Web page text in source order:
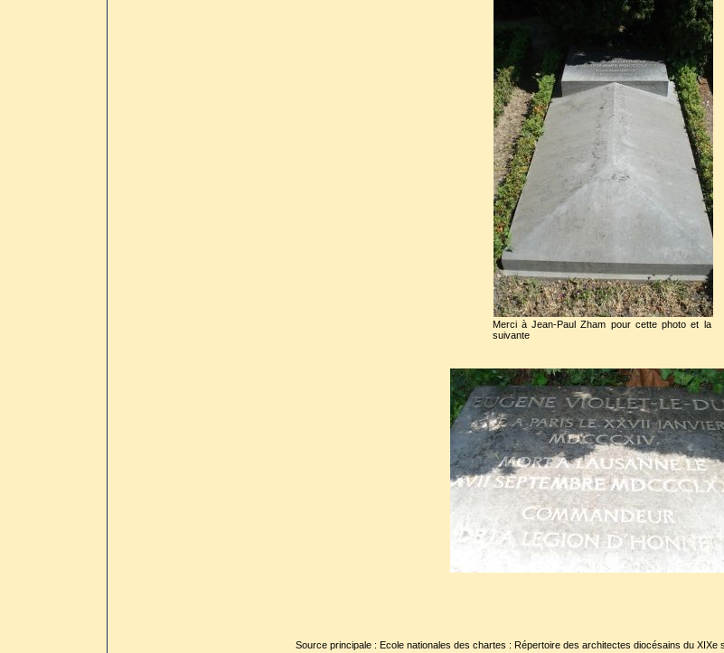
Merci à Jean-Paul Zham pour cette photo et la
suivante
Source principale : Ecole nationales des chartes : Répertoire des architectes diocésains du XIXe